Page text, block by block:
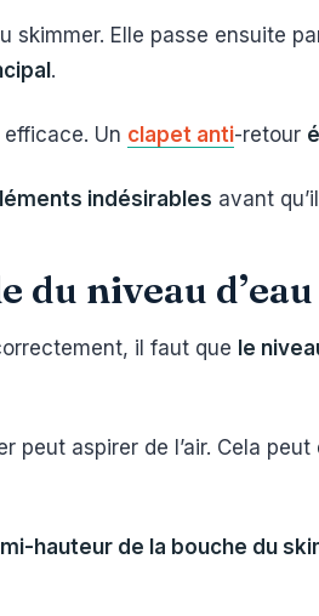
skimmer. Elle passe ensuite
.
Un clapet anti-retour
indésirables avant
du niveau
il faut que le
peut aspirer de l’air. Cela peut
mi-hauteur de la bouche du